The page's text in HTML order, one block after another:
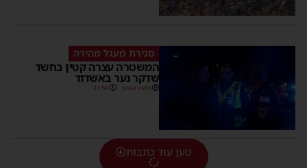
סגירת מעגל מהירה
המשטרה עצרה קטין בחשד
שדקר נער באשדוד
משה קאהן 21:59
טען עוד כתבות